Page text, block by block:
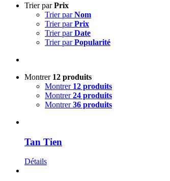
Trier parPrix
Trier parNom
Trier parPrix
Trier parDate
Trier parPopularité
Montrer 12 produits
Montrer 12 produits
Montrer24 produits
Montrer36 produits
Tan Tien
Détails